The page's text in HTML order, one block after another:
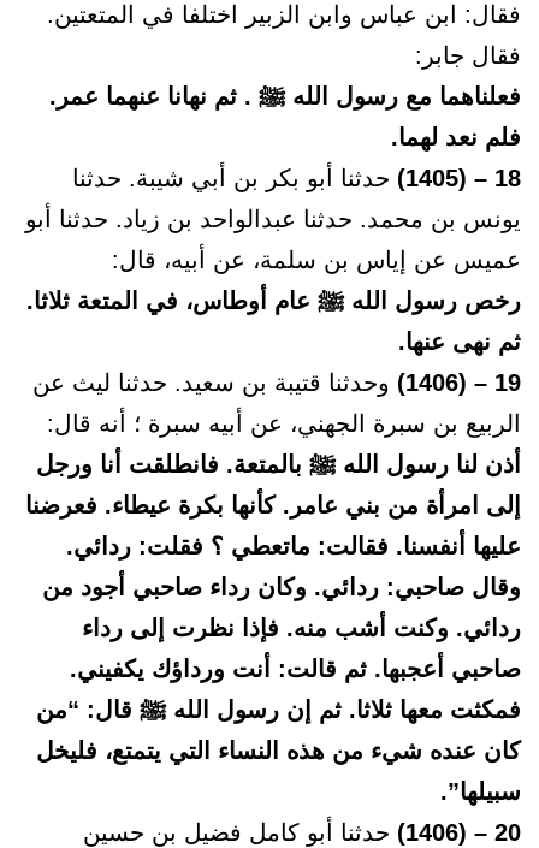
فقال: ابن عباس وابن الزبير اختلفا في المتعتين.
فقال جابر:
فعلناهما مع رسول الله ﷺ . ثم نهانا عنهما عمر.
فلم نعد لهما.
18 – (1405)
حدثنا أبو بكر بن أبي شيبة. حدثنا
يونس بن محمد. حدثنا عبدالواحد بن زياد. حدثنا أبو
عميس عن إياس بن سلمة، عن أبيه، قال:
رخص رسول الله ﷺ عام أوطاس، في المتعة ثلاثا.
ثم نهى عنها.
19 – (1406)
وحدثنا قتيبة بن سعيد. حدثنا ليث عن
الربيع بن سبرة الجهني، عن أبيه سبرة ؛ أنه قال:
أذن لنا رسول الله ﷺ بالمتعة. فانطلقت أنا ورجل
إلى امرأة من بني عامر. كأنها بكرة عيطاء. فعرضنا
عليها أنفسنا. فقالت: ماتعطي ؟ فقلت: ردائي.
وقال صاحبي: ردائي. وكان رداء صاحبي أجود من
ردائي. وكنت أشب منه. فإذا نظرت إلى رداء
صاحبي أعجبها. ثم قالت: أنت ورداؤك يكفيني.
فمكثت معها ثلاثا. ثم إن رسول الله ﷺ قال: “من
كان عنده شيء من هذه النساء التي يتمتع، فليخل
سبيلها”.
20 – (1406)
حدثنا أبو كامل فضيل بن حسين